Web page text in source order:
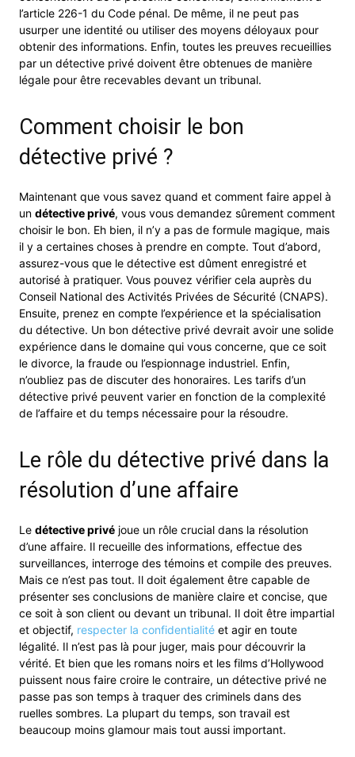
l’article 226-1 du Code pénal. De même, il ne peut pas
usurper une identité ou utiliser des moyens déloyaux pour
obtenir des informations. Enfin, toutes les preuves recueillies
par un détective privé doivent être obtenues de manière
légale pour être recevables devant un tribunal.
Comment choisir le bon
détective privé ?
Maintenant que vous savez quand et comment faire appel à
un détective privé, vous vous demandez sûrement comment
choisir le bon. Eh bien, il n’y a pas de formule magique, mais
il y a certaines choses à prendre en compte. Tout d’abord,
assurez-vous que le détective est dûment enregistré et
autorisé à pratiquer. Vous pouvez vérifier cela auprès du
Conseil National des Activités Privées de Sécurité (CNAPS).
Ensuite, prenez en compte l’expérience et la spécialisation
du détective. Un bon détective privé devrait avoir une solide
expérience dans le domaine qui vous concerne, que ce soit
le divorce, la fraude ou l’espionnage industriel. Enfin,
n’oubliez pas de discuter des honoraires. Les tarifs d’un
détective privé peuvent varier en fonction de la complexité
de l’affaire et du temps nécessaire pour la résoudre.
Le rôle du détective privé dans la
résolution d’une affaire
Le détective privé joue un rôle crucial dans la résolution
d’une affaire. Il recueille des informations, effectue des
surveillances, interroge des témoins et compile des preuves.
Mais ce n’est pas tout. Il doit également être capable de
présenter ses conclusions de manière claire et concise, que
ce soit à son client ou devant un tribunal. Il doit être impartial
et objectif, respecter la confidentialité et agir en toute
légalité. Il n’est pas là pour juger, mais pour découvrir la
vérité. Et bien que les romans noirs et les films d’Hollywood
puissent nous faire croire le contraire, un détective privé ne
passe pas son temps à traquer des criminels dans des
ruelles sombres. La plupart du temps, son travail est
beaucoup moins glamour mais tout aussi important.